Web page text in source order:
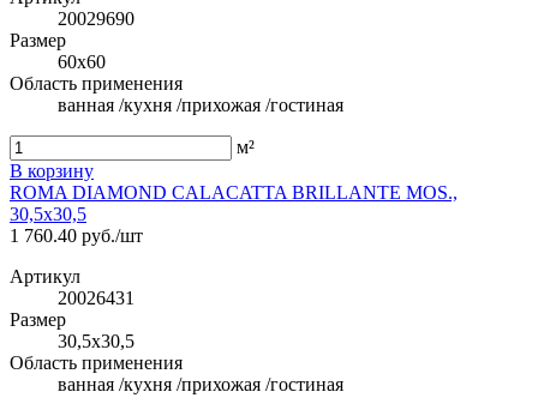
20029690
Размер
60x60
Область применения
ванная /кухня /прихожая /гостиная
м²
В корзину
ROMA DIAMOND CALACATTA BRILLANTE MOS.,
30,5x30,5
1 760.40 руб./шт
Артикул
20026431
Размер
30,5x30,5
Область применения
ванная /кухня /прихожая /гостиная